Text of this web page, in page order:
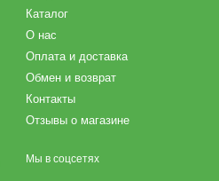
Каталог
О нас
Оплата и доставка
Обмен и возврат
Контакты
Отзывы о магазине
Мы в соцсетях